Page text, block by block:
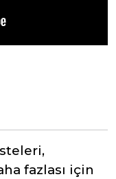
fazlası için